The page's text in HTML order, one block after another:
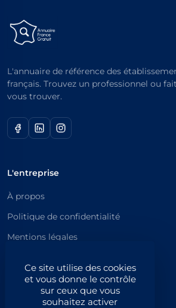
Ce site utilise des cookies
et vous donne le contrôle
sur ceux que vous
souhaitez activer
L'annuaire de référence des
français. Trouvez un professionnel ou
vous trouver.
L'entreprise
À propos
Politique de confidentialité
Mentions légales
Catégories principales
Catégories